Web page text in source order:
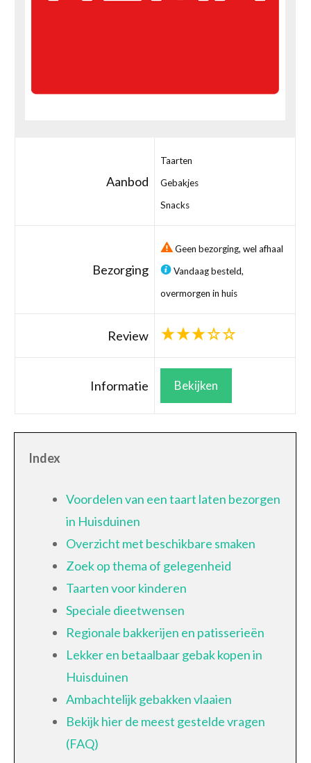
Aanbod
Taarten
Gebakjes
Snacks
Bezorging
Geen bezorging, wel afhaal
Vandaag besteld,
overmorgen in huis
Review
Informatie Bekijken
Index
Voordelen van een taart laten bezorgen
in Huisduinen
Overzicht met beschikbare smaken
Zoek op thema of gelegenheid
Taarten voor kinderen
Speciale dieetwensen
Regionale bakkerijen en patisserieën
Lekker en betaalbaar gebak kopen in
Huisduinen
Ambachtelijk gebakken vlaaien
Bekijk hier de meest gestelde vragen
(FAQ)